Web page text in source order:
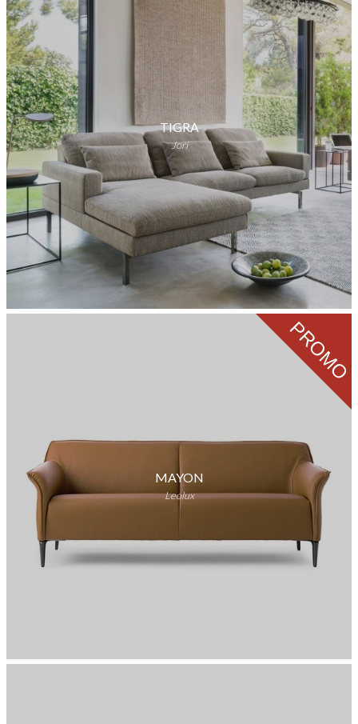
TIGRA
Jori
PROMO
MAYON
Leolux